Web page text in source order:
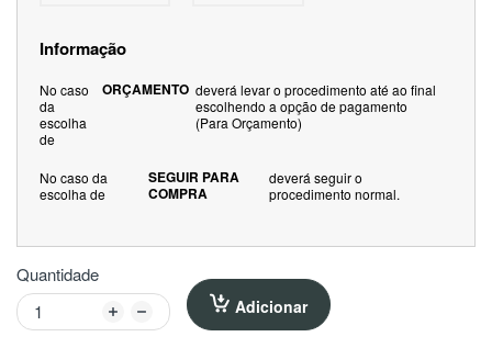
Informação
No caso
da
escolha
de
ORÇAMENTO deverá levar o procedimento até ao final
escolhendo a opção de pagamento
(Para Orçamento)
No caso da
escolha de
SEGUIR PARA
COMPRA
deverá seguir o
procedimento normal.
Quantidade
Adicionar